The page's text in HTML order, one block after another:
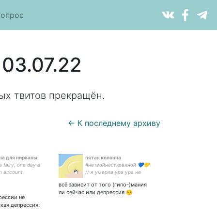
твитов прекращён.
← К последнему архиву
для нирваны
fairy, one day a
аcсount.
не
депрессия:
пятая колонна
#нетвойнесУкраиной 💙💛
// я умерла ура ура не
прожить так чтобы тебя
окружали охуенные
всё зависит от того (гипо-)мания
ли сейчас или депрессия 😔